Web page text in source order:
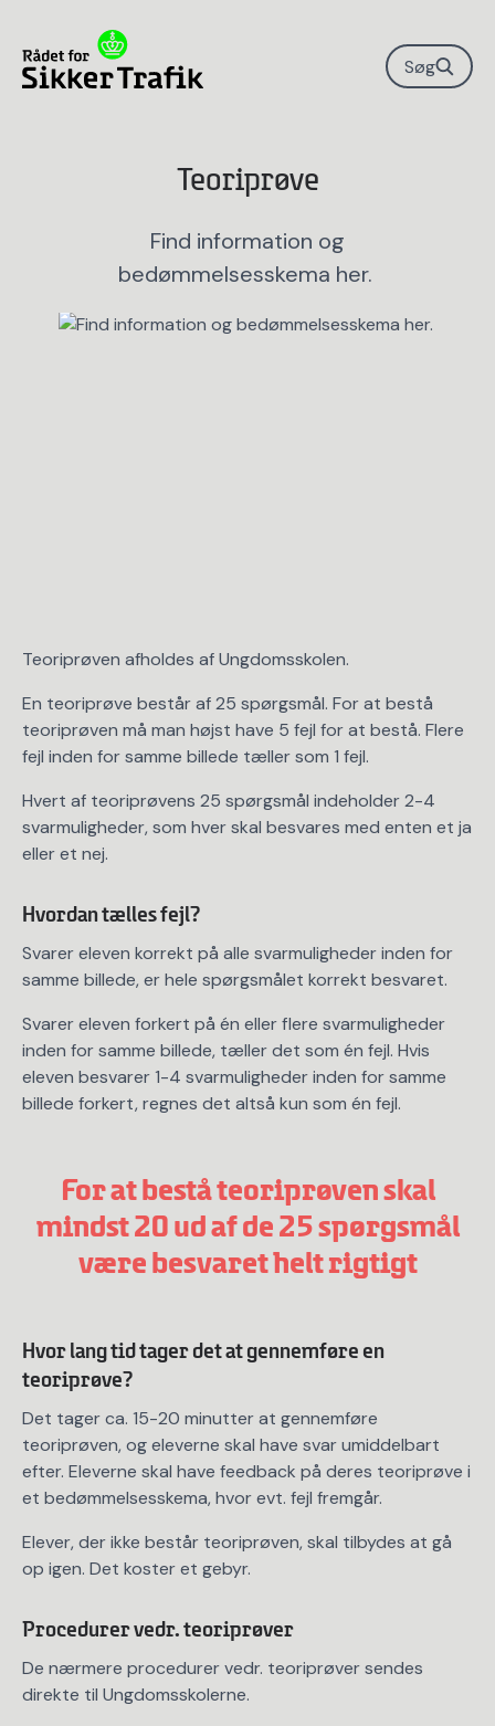
Søg
Teoriprøve
Find information og
bedømmelsesskema her.
Teoriprøven afholdes af Ungdomsskolen.
En teoriprøve består af 25 spørgsmål. For at bestå
teoriprøven må man højst have 5 fejl for at bestå. Flere
fejl inden for samme billede tæller som 1 fejl.
Hvert af teoriprøvens 25 spørgsmål indeholder 2-4
svarmuligheder, som hver skal besvares med enten et ja
eller et nej.
Hvordan tælles fejl?
Svarer eleven korrekt på alle svarmuligheder inden for
samme billede, er hele spørgsmålet korrekt besvaret.
Svarer eleven forkert på én eller flere svarmuligheder
inden for samme billede, tæller det som én fejl. Hvis
eleven besvarer 1-4 svarmuligheder inden for samme
billede forkert, regnes det altså kun som én fejl.
For at bestå teoriprøven skal
mindst 20 ud af de 25 spørgsmål
være besvaret helt rigtigt
Hvor lang tid tager det at gennemføre en
teoriprøve?
Det tager ca. 15-20 minutter at gennemføre
teoriprøven, og eleverne skal have svar umiddelbart
efter. Eleverne skal have feedback på deres teoriprøve i
et bedømmelsesskema, hvor evt. fejl fremgår.
Elever, der ikke består teoriprøven, skal tilbydes at gå
op igen. Det koster et gebyr.
Procedurer vedr. teoriprøver
De nærmere procedurer vedr. teoriprøver sendes
direkte til Ungdomsskolerne.